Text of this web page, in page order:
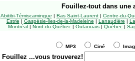
Fouillez-tout dans une
Abitibi-Témiscamingue | Bas Saint-Laurent| Centre-du-
Estrie | Gaspésie-Îles-de-la-Madeleine | Lanaudière |
Montréal | Nord-du-Québec | Outaouais | Québec |
MP3 Ciné
Fouillez ...vous trouverez!